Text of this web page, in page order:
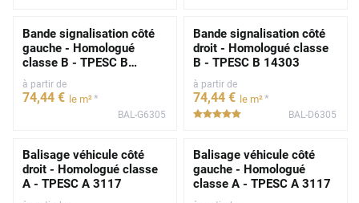
Bande signalisation côté
gauche - Homologué
classe B - TPESC B
14303
à partir de
74,44 € le m²*
BAL-G6305
Bande signalisation côté
droit - Homologué classe
B - TPESC B 14303
à partir de
74,44 € le m²*
BAL-D6305
Balisage véhicule côté
droit - Homologué classe
A - TPESC A 3117
Balisage véhicule côté
gauche - Homologué
classe A - TPESC A 3117